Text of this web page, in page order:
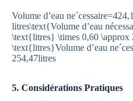
Volume d’eau
litres\text{Volume d’eau
\text{litres} \times 0,60 \approx
\text{litres}Volume d’eau neˊ
254,47litres
5. Considérations Pratiques